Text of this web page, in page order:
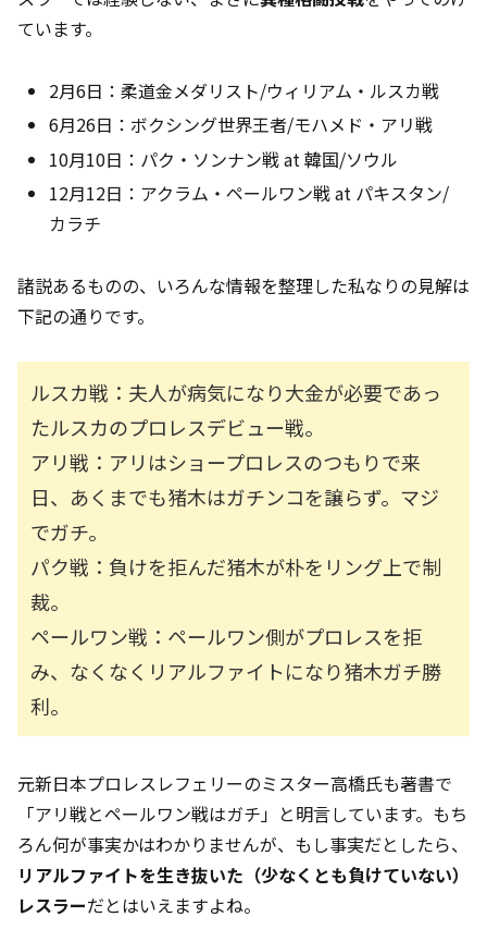
ています。
2月6日：柔道金メダリスト/ウィリアム・ルスカ戦
6月26日：ボクシング世界王者/モハメド・アリ戦
10月10日：パク・ソンナン戦 at 韓国/ソウル
12月12日：アクラム・ペールワン戦 at パキスタン/
カラチ
諸説あるものの、いろんな情報を整理した私なりの見解は
下記の通りです。
ルスカ戦：夫人が病気になり大金が必要であっ
たルスカのプロレスデビュー戦。
アリ戦：アリはショープロレスのつもりで来
日、あくまでも猪木はガチンコを譲らず。マジ
でガチ。
パク戦：負けを拒んだ猪木が朴をリング上で制
裁。
ペールワン戦：ペールワン側がプロレスを拒
み、なくなくリアルファイトになり猪木ガチ勝
利。
元新日本プロレスレフェリーのミスター高橋氏も著書で
「アリ戦とペールワン戦はガチ」と明言しています。もち
ろん何が事実かはわかりませんが、もし事実だとしたら、
リアルファイトを生き抜いた（少なくとも負けていない）
レスラーだとはいえますよね。